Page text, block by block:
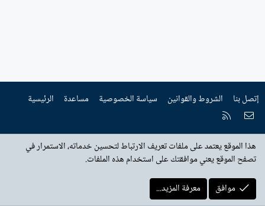
إتصل بنا الشروط والقوانين سياسة الخصوصية مساعدة الرئيسية
إتصل بنا
هذا الموقع يعتمد على ملفات تعريف الارتباط لتحسين خدماته، الاستمرار في
تصفح الموقع يعني موافقتك على استخدام هذه الملفات.
موافق
معرفة المزيد...